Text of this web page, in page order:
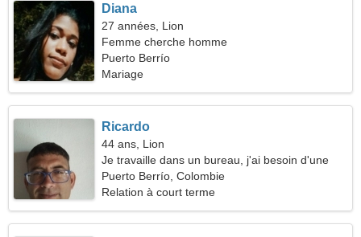
Diana
27 années, Lion
Femme cherche homme
Puerto Berrío
Mariage
Ricardo
44 ans, Lion
Je travaille dans un bureau, j'ai besoin d'une
femme séduisante
Puerto Berrío, Colombie
Relation à court terme